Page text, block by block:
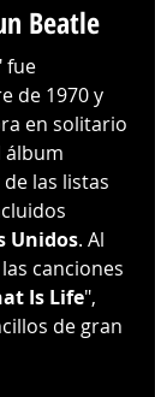
Beatle
fue
de 1970 y
en solitario
álbum
las listas
Unidos. Al
canciones
Is Life",
de gran